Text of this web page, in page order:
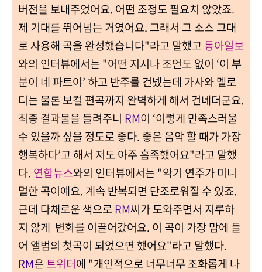
버전을 보내주었어요. 어떤 조정도 필요치 않았죠.
제 기대를 뛰어넘는 거였어요. 그래서 그 소스 그대
로 사용해 곡을 완성했습니다"라고 말했고 동아일보
와의 인터뷰에서는 "어떤 지시나 조언도 없이 ‘이 부
분이 네 파트야’ 하고 반주를 건넸는데 가사와 멜로
디는 물론 보컬 편곡까지 완벽하게 해서 건네더군요.
최종 결과물을 들려주니 RM이 ‘이렇게 만족스러울
수 있을까 싶을 정도로 좋다. 좋은 음악 할 때가 가장
행복하다’고 해서 저도 아주 흡족했어요"라고 말했
다. 연합뉴스와의 인터뷰에서는 "악기 연주가 미니
멀한 곡이예요. 계속 반복되면 단조로워질 수 있죠.
근데 다채로운 색으로RM씨가 도와주면서 지루하
지 않게 변화를 이끌어갔어요. 이 곡이 가장 맘에 들
어 앨범의 첫곡이 되었으면 했어요"라고 말했다.
RM은 트위터에 "개인적으로 너무너무 조화롭게 나